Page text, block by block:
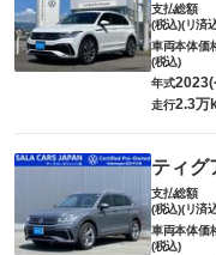
支払総額
(税込)(リ済
車両本体価
(税込)
年式2023(
走行2.3万
ティグ
支払総額
(税込)(リ済
車両本体価
(税込)